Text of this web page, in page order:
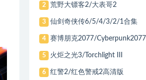
2 荒野大镖客2/大表哥2
3 仙剑奇侠传6/5/4/3/2/1合集
4 赛博朋克2077/Cyberpunk2077
5 火炬之光3/Torchlight III
6 红警2/红色警戒2高清版